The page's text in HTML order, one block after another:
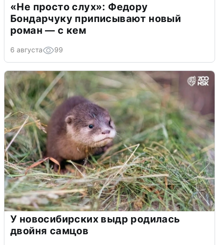
«Не просто слух»: Федору
Бондарчуку приписывают новый
роман — с кем
6 августа 99
У новосибирских выдр родилась
двойня самцов